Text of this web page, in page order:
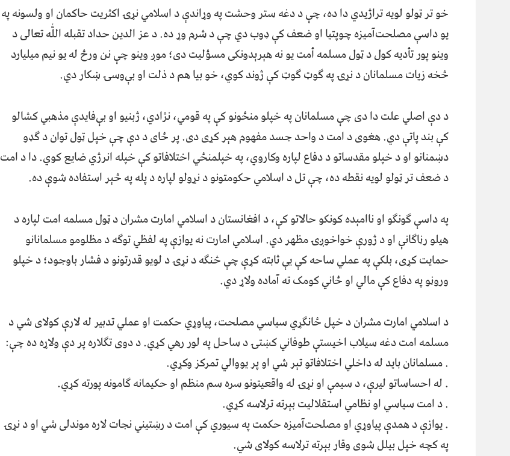
خو تر ټولو لويه تراژیدي دا ده، چې د دغه ستر وحشت په وړاندې د اسلامي نړۍ اکثريت حاکمان او ولسونه په
يو داسې مصلحت‌آميزه چوپتيا او ضعف کې ډوب دي چې د شرم وړ ده. د عز الدين حداد تقبله اللّٰه تعالی د
وينو پور تأديه کول د ټول مسلمه أمت يو نه هېرېدونکی مسؤليت دی؛ موږ وينو چې نن ورځ له يو نيم ميليارد
څخه زيات مسلمانان د نړۍ په ګوټ ګوټ کې ژوند کوي، خو بيا هم د ذلت او بې‌وسۍ ښکار دي.
د دې اصلي علت دا دی چې مسلمانان په خپلو منځونو کې په قومي، نژادي، ژبنيو او بې‌فايدې مذهبي کشالو
کې بند پاتې دي. هغوی د امت د واحد جسد مفهوم هېر کړی دی. پر ځای د دې چې خپل ټول توان د ګډو
دښمنانو او د خپلو مقدساتو د دفاع لپاره وکاروي، په خپلمنځي اختلافاتو کې خپله انرژي ضايع کوي. دا د امت
د ضعف تر ټولو لویه نقطه ده، چې تل د اسلامي حکومتونو د نړولو لپاره د پله په څېر استفاده شوې ده.
په داسې ګونګو او ناامېده کونکو حالاتو کې، د افغانستان د اسلامي امارت مشران د ټول مسلمه امت لپاره د
هيلو رڼاګانې او د ژورې خواخوږۍ مظهر دي. اسلامي امارت نه يوازې په لفظي توګه د مظلومو مسلمانانو
حمايت کړی، بلکې په عملي ساحه کې يې ثابته کړې چې څنګه د نړۍ د لويو قدرتونو د فشار باوجود؛ د خپلو
وروڼو په دفاع کې مالي او ځاني کومک ته آماده ولاړ دي.
د اسلامي امارت مشران د خپل ځانګړي سياسي مصلحت، پياوړي حکمت او عملي تدبير له لارې کولای شي د
مسلمه امت دغه سيلاب اخيستې طوفاني کښتۍ د ساحل په لور رهي کړي. د دوی تګلاره پر دې ولاړه ده چې:
. مسلمانان بايد له داخلي اختلافاتو تېر شي او پر يووالي تمرکز وکړي.
. له احساساتو ليرې، د سيمې او نړۍ له واقعيتونو سره سم منظم او حکيمانه ګامونه پورته کړي.
. د امت سياسي او نظامي استقلاليت بېرته ترلاسه کړي.
. يوازې د همدې پياوړي او مصلحت‌آميزه حکمت په سيوري کې امت د رښتیني نجات لاره موندلی شي او د نړۍ
په کچه خپل بيلل شوی وقار بېرته ترلاسه کولای شي.